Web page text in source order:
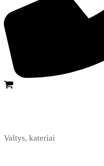
Valtys, kateriai